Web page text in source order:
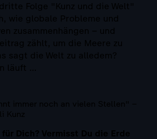
Folge "Kunz und die Welt"
wie globale Probleme und
zusammenhängen – und
zählt, um die Meere zu
sagt die Welt zu alledem?
läuft …
immer noch an vielen Stellen" –
Kunz
Dich? Vermisst Du die Erde